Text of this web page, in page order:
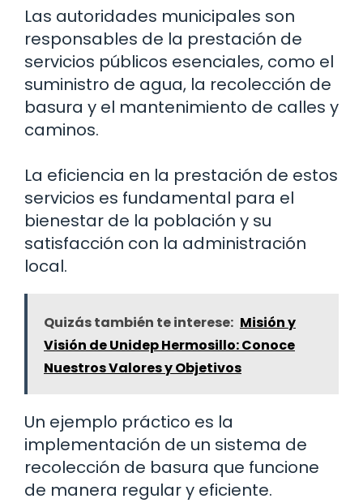
Las autoridades municipales son
responsables de la prestación de
servicios públicos esenciales, como el
suministro de agua, la recolección de
basura y el mantenimiento de calles y
caminos.
La eficiencia en la prestación de estos
servicios es fundamental para el
bienestar de la población y su
satisfacción con la administración
local.
Quizás también te interese: Misión y
Visión de Unidep Hermosillo: Conoce
Nuestros Valores y Objetivos
Un ejemplo práctico es la
implementación de un sistema de
recolección de basura que funcione
de manera regular y eficiente.